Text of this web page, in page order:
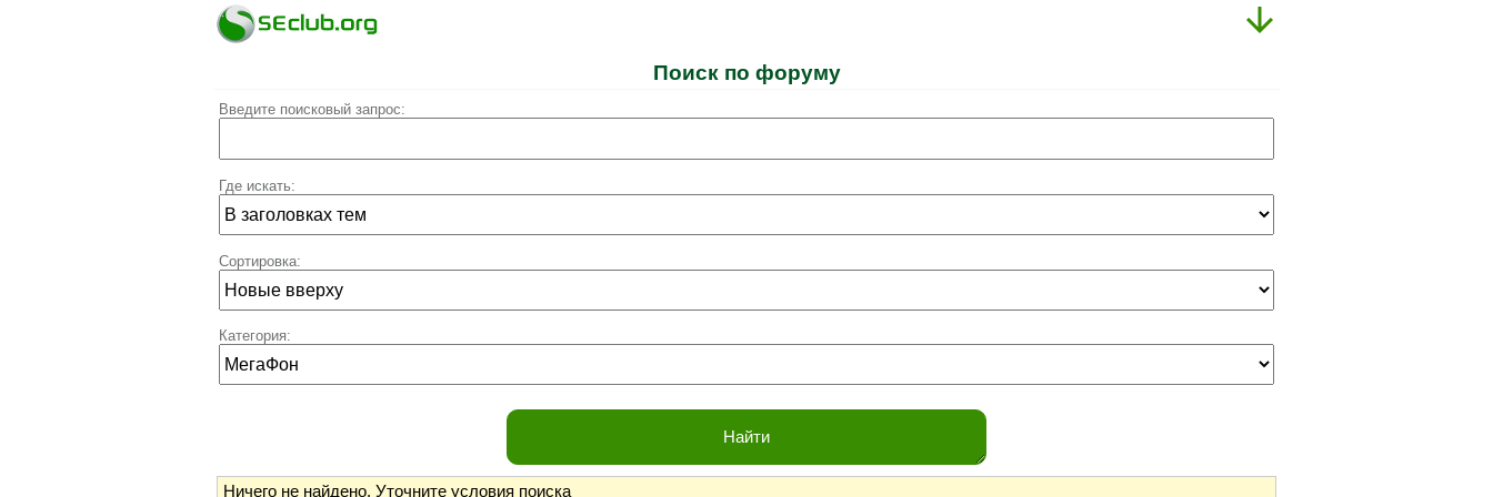
Поиск по форуму
Введите поисковый запрос:
Где искать:
Сортировка:
Категория:
Ничего не найдено. Уточните условия поиска